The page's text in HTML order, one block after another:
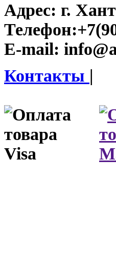
Адрес: г.
Телефон:
E-mail:
Контакты |